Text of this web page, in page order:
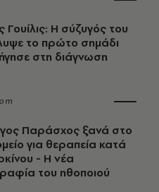
Η σύζυγός του
το πρώτο σημάδι
στη διάγνωση
Παράσχος ξανά στο
για θεραπεία κατά
- Η νέα
του ηθοποιού